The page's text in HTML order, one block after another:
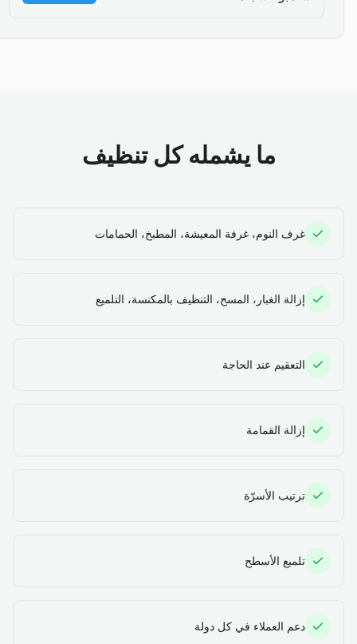
ما يشمله كل تنظيف
غرف النوم، غرفة المعيشة، المطبخ، الحمامات
إزالة الغبار، المسح، التنظيف بالمكنسة، التلميع
التعقيم عند الحاجة
إزالة القمامة
ترتيب الأسرّة
تلميع الأسطح
دعم العملاء في كل دولة